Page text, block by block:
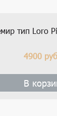
тип Loro
4900
В